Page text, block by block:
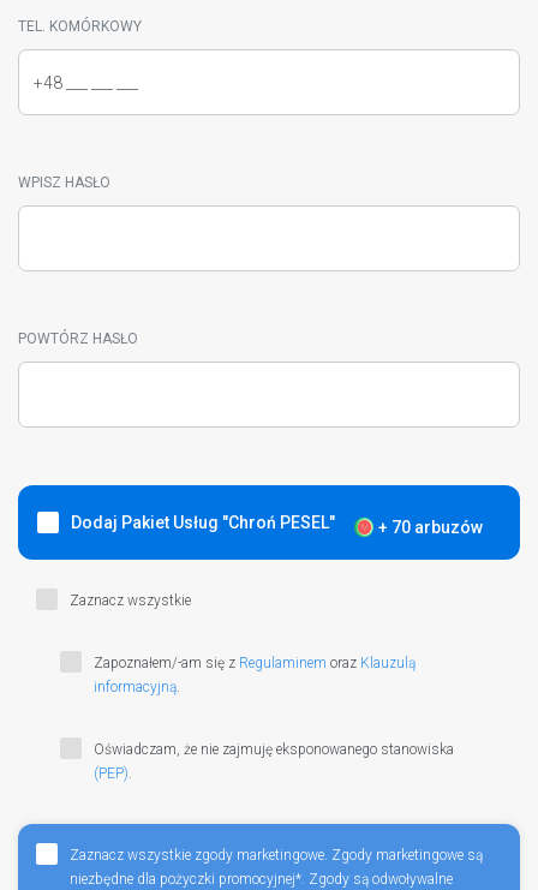
TEL. KOMÓRKOWY
WPISZ HASŁO
POWTÓRZ HASŁO
Dostęp do ponad 10 usług, dzięki którym
Dodaj Pakiet Usług "Chroń PESEL" + 70 arbuzów
Zaznacz wszystkie
Zapoznałem/-am się z Regulaminem oraz Klauzulą
informacyjną.
Oświadczam, że nie zajmuję eksponowanego stanowiska
(PEP).
Zaznacz wszystkie zgody marketingowe. Zgody marketingowe są
niezbędne dla pożyczki promocyjnej*. Zgody są odwoływalne